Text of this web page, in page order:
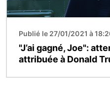
Publié le 27/01/2021 à
"J’ai gagné, Joe":
attribuée à Donald